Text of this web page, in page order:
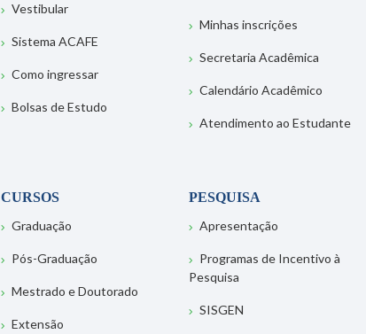
Vestibular
Sistema ACAFE
Como ingressar
Bolsas de Estudo
Minhas inscrições
Secretaria Acadêmica
Calendário Acadêmico
Atendimento ao Estudante
CURSOS
Graduação
Pós-Graduação
Mestrado e Doutorado
Extensão
PESQUISA
Apresentação
Programas de Incentivo à
Pesquisa
SISGEN